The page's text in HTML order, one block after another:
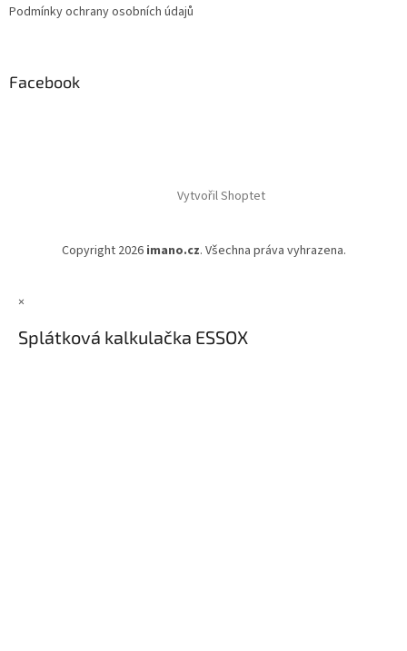
Podmínky ochrany osobních údajů
Facebook
Vytvořil Shoptet
Copyright 2026 imano.cz. Všechna práva vyhrazena.
×
Splátková kalkulačka ESSOX